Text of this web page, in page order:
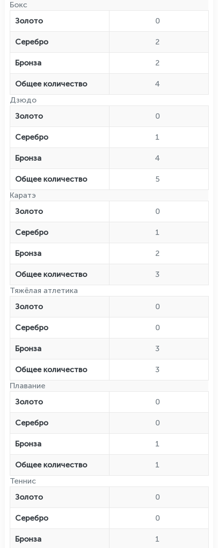
Бокс
Золото
0
Серебро 2
Бронза 2
Общее количество
4
Дзюдо
Золото
0
Серебро 1
Бронза 4
Общее количество
5
Каратэ
Золото
0
Серебро 1
Бронза 2
Общее количество
3
Тяжёлая атлетика
Золото
0
Серебро 0
Бронза 3
Общее количество
3
Плавание
Золото
0
Серебро 0
Бронза 1
Общее количество
1
Теннис
Золото
0
Серебро 0
Бронза 1